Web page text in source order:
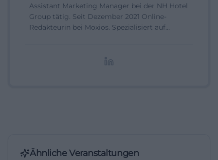
Assistant Marketing Manager bei der NH Hotel
Group tätig. Seit Dezember 2021 Online-
Redakteurin bei Moxios. Spezialisiert auf
Ähnliche Veranstaltungen